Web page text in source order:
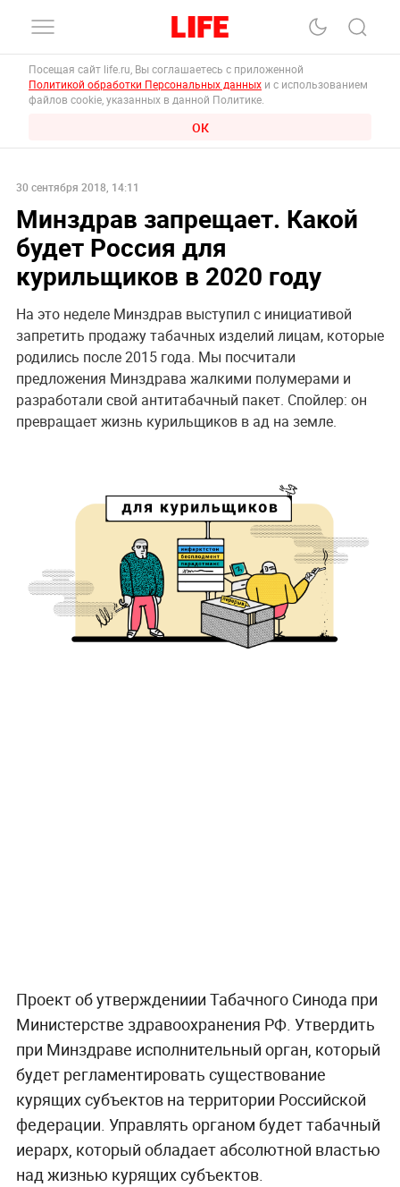
Посещая сайт life.ru, Вы соглашаетесь с приложенной
Политикой обработки Персональных данных и с использованием
файлов cookie, указанных в данной Политике.
ОК
30 сентября 2018, 14:11
Минздрав запрещает. Какой
будет Россия для
курильщиков в 2020 году
На это неделе Минздрав выступил с инициативой
запретить продажу табачных изделий лицам, которые
родились после 2015 года. Мы посчитали
предложения Минздрава жалкими полумерами и
разработали свой антитабачный пакет. Спойлер: он
превращает жизнь курильщиков в ад на земле.
Проект об утверждениии Табачного Синода при
Министерстве здравоохранения РФ. Утвердить
при Минздраве исполнительный орган, который
будет регламентировать существование
курящих субъектов на территории Российской
федерации. Управлять органом будет табачный
иерарх, который обладает абсолютной властью
над жизнью курящих субъектов.